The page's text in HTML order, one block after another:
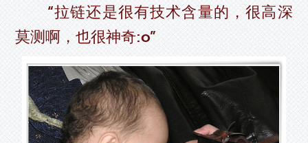
“拉链还是很有技术含量的，很高深
莫测啊，也很神奇:o”